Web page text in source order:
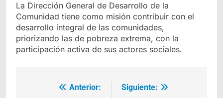
La Dirección General de Desarrollo de la
Comunidad tiene como misión contribuir con el
desarrollo integral de las comunidades,
priorizando las de pobreza extrema, con la
participación activa de sus actores sociales.
Navegación
Anterior:
Siguiente: